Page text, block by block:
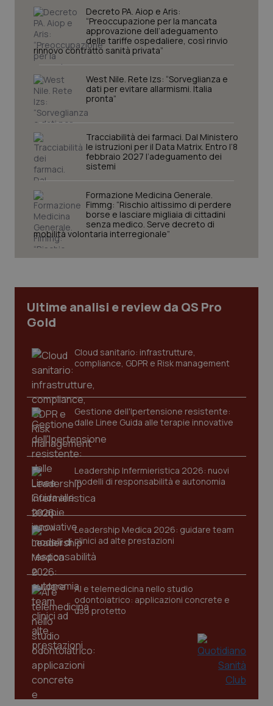
Decreto PA. Aiop e Aris:
“Preoccupazione per la mancata
approvazione dell’adeguamento
delle tariffe ospedaliere, così rinvio
rinnovo contratto sanità privata”
West Nile. Rete Izs: “Sorveglianza e
dati per evitare allarmismi. Italia
pronta”
Tracciabilità dei farmaci. Dal Ministero
le istruzioni per il Data Matrix. Entro l’8
febbraio 2027 l’adeguamento dei
sistemi
Formazione Medicina Generale.
Fimmg: “Rischio altissimo di perdere
borse e lasciare migliaia di cittadini
senza medico. Serve decreto di
mobilità volontaria interregionale”
Ultime analisi e review da QS Pro
Gold
Cloud sanitario: infrastrutture,
compliance, GDPR e Risk management
Gestione dell'Ipertensione resistente:
dalle Linee Guida alle terapie innovative
Leadership Infermieristica 2026: nuovi
modelli di responsabilità e autonomia
Leadership Medica 2026: guidare team
clinici ad alte prestazioni
AI e telemedicina nello studio
odontoiatrico: applicazioni concrete e
uso protetto
Necessari Statistici Marketing
I cookie necessari contribuiscono a rendere fruibile il
sito web abilitandone funzionalità di base quali la
navigazione sulle pagine e l'accesso alle aree
funzionare correttamente senza questi cookie.
Fornitore/Dominio
VISITOR_PRIVACY_METADATA
CookieScriptConsent
tracking-sites-ironfish-
tracking-enable
www.quotidianosanita.it
tracking-sites-ironfish-
session-id
www.quotidianosanita.it
_ga